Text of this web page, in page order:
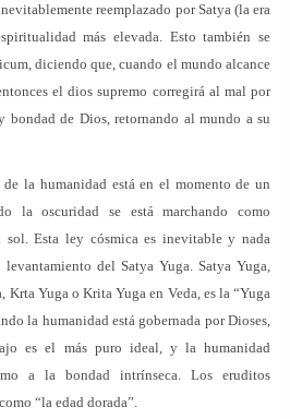
reemplazado por Satya (la era
más elevada. Esto también se
diciendo que, cuando el mundo alcance
el dios supremo corregirá al mal por
bondad de Dios, retornando al mundo a su
la humanidad está en el momento de un
la oscuridad se está marchando como
Esta ley cósmica es inevitable y nada
del Satya Yuga. Satya Yuga,
Krta Yuga o Krita Yuga en Veda, es la “Yuga
la humanidad está gobernada por Dioses,
es el más puro ideal, y la humanidad
a la bondad intrínseca. Los eruditos
“la edad dorada”.